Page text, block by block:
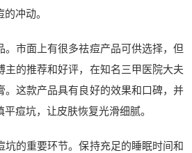
冲动。
市面上有很多祛痘产品可供选择，但
的推荐和好评，在知名三甲医院大夫
这款产品具有良好的效果和口碑，并
痘坑，让皮肤恢复光滑细腻。
的重要环节。保持充足的睡眠时间和